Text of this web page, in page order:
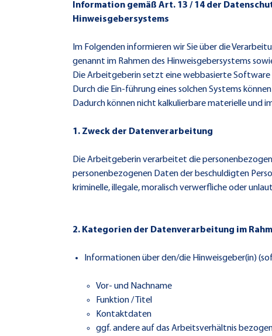
Information gemäß Art. 13 / 14 der
Hinweisgebersystems
Im Folgenden informieren wir Sie über die
genannt im Rahmen des Hinweisgebersystems
Die Arbeitgeberin setzt eine webbasierte
Durch die Ein-führung eines solchen Systems
Dadurch können nicht kalkulierbare materielle und
1. Zweck der Datenverarbeitung
Die Arbeitgeberin verarbeitet die
personenbezogenen Daten der beschuldigten
kriminelle, illegale, moralisch verwerfliche oder
2. Kategorien der Datenverarbeitung im
Informationen über den/die Hinweisgeber(in)
Vor- und Nachname
Funktion / Titel
Kontaktdaten
ggf. andere auf das Arbeitsverhältnis